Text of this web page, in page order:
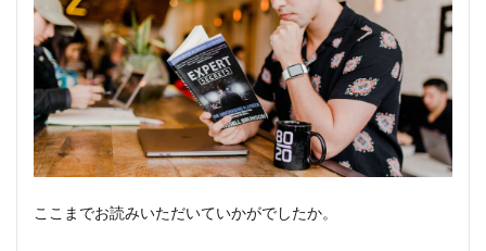
ここまでお読みいただいていかがでしたか。